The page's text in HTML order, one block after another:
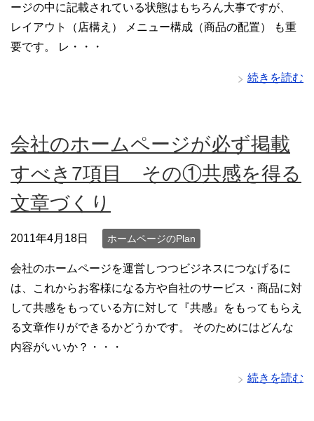
ージの中に記載されている状態はもちろん大事ですが、
レイアウト（店構え） メニュー構成（商品の配置） も重
要です。 レ・・・
続きを読む
会社のホームページが必ず掲載
すべき7項目 その①共感を得る
文章づくり
2011年4月18日 ホームページのPlan
会社のホームページを運営しつつビジネスにつなげるに
は、これからお客様になる方や自社のサービス・商品に対
して共感をもっている方に対して『共感』をもってもらえ
る文章作りができるかどうかです。 そのためにはどんな
内容がいいか？・・・
続きを読む